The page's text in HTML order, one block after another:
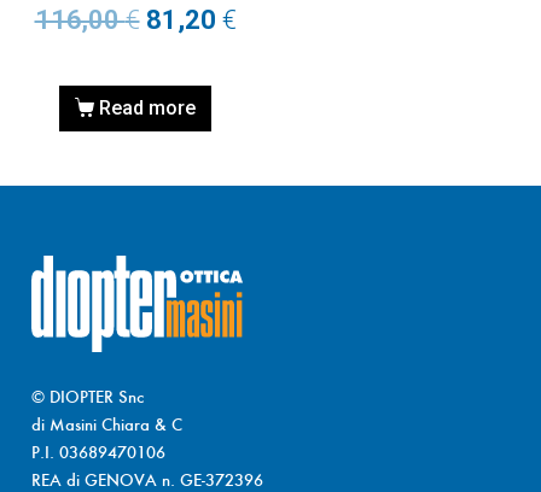
116,00€ 81,20 €
Read more
© DIOPTER Snc
di Masini Chiara & C
P.I. 03689470106
REA di GENOVA n. GE-372396